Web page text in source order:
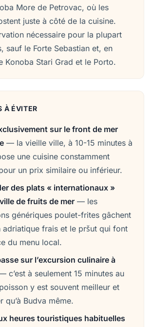
More de Petrovac, où les
juste à côté de la cuisine.
nécessaire pour la plupart
sauf le Forte Sebastian et, en
Konoba Stari Grad et le Porto.
À ÉVITER
sur le front de mer
— la vieille ville, à 10-15 minutes à
une cuisine constamment
un prix similaire ou inférieur.
des plats « internationaux »
de fruits de mer — les
génériques poulet-frites gâchent
adriatique frais et le pršut qui font
du menu local.
sur l’excursion culinaire à
c’est à seulement 15 minutes au
y est souvent meilleur et
qu’à Budva même.
heures touristiques habituelles